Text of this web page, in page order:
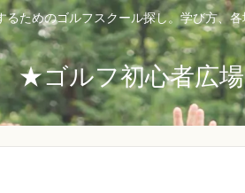
るためのゴルフスクール探し。学び方、
★ゴルフ初心者広